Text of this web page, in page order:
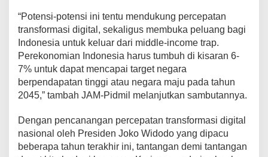
“Potensi-potensi ini tentu mendukung percepatan
transformasi digital, sekaligus membuka peluang bagi
Indonesia untuk keluar dari middle-income trap.
Perekonomian Indonesia harus tumbuh di kisaran 6-
7% untuk dapat mencapai target negara
berpendapatan tinggi atau negara maju pada tahun
2045,” tambah JAM-Pidmil melanjutkan sambutannya.
Dengan pencanangan percepatan transformasi digital
nasional oleh Presiden Joko Widodo yang dipacu
beberapa tahun terakhir ini, tantangan demi tantangan